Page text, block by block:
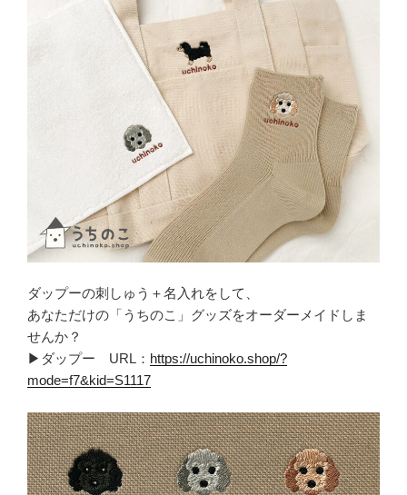
ダップーの刺しゅう＋名入れをして、
あなただけの「うちのこ」グッズをオーダーメイドしま
せんか？
▶ダップー URL： https://uchinoko.shop/?
mode=f7&kid=S1117